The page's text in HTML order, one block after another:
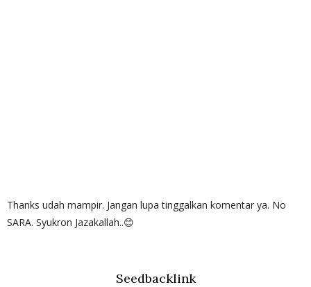
Thanks udah mampir. Jangan lupa tinggalkan komentar ya. No
SARA. Syukron Jazakallah..😊
Seedbacklink